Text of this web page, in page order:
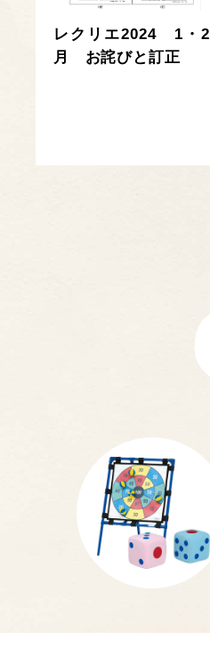
レクリエ2024 1・2
月 お詫びと訂正